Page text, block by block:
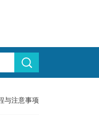
与注意事项